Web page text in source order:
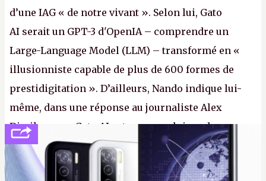
d’une IAG « de notre vivant ». Selon lui, Gato
AI serait un GPT-3 d'OpenIA – comprendre un
Large-Language Model (LLM) – transformé en «
illusionniste capable de plus de 600 formes de
prestidigitation ». D’ailleurs, Nando indique lui-
même, dans une réponse au journaliste Alex
Dimikas, que Gato AI est « encore loin » de
prétendre réussir le célèbre test de Turing. (Crédit
photo : Pexels - Arthur Brognoli)